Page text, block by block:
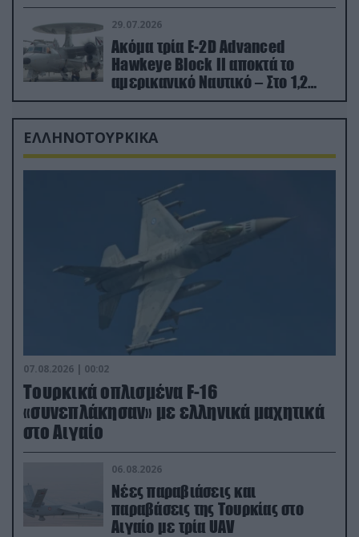
29.07.2026
Ακόμα τρία E-2D Advanced
Hawkeye Block II αποκτά το
αμερικανικό Ναυτικό – Στο 1,2
δισ.δολάρια το κόστος
ΕΛΛΗΝΟΤΟΥΡΚΙΚΑ
07.08.2026 | 00:02
Τουρκικά οπλισμένα F-16
«συνεπλάκησαν» με ελληνικά μαχητικά
στο Αιγαίο
06.08.2026
Νέες παραβιάσεις και
παραβάσεις της Τουρκίας στο
Αιγαίο με τρία UAV